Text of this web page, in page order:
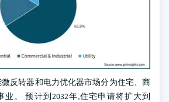
反转器和电力优化器市场分为住宅、商
业。 预计到2032年,住宅申请将扩大到